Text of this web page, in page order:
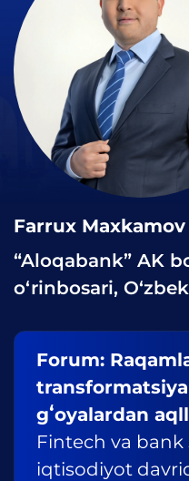
Farrux Maxkamov
“Aloqabank” AK
o‘rinbosari,
Forum:
gʻoyalardan
Fintech va bank
iqtisodiyot